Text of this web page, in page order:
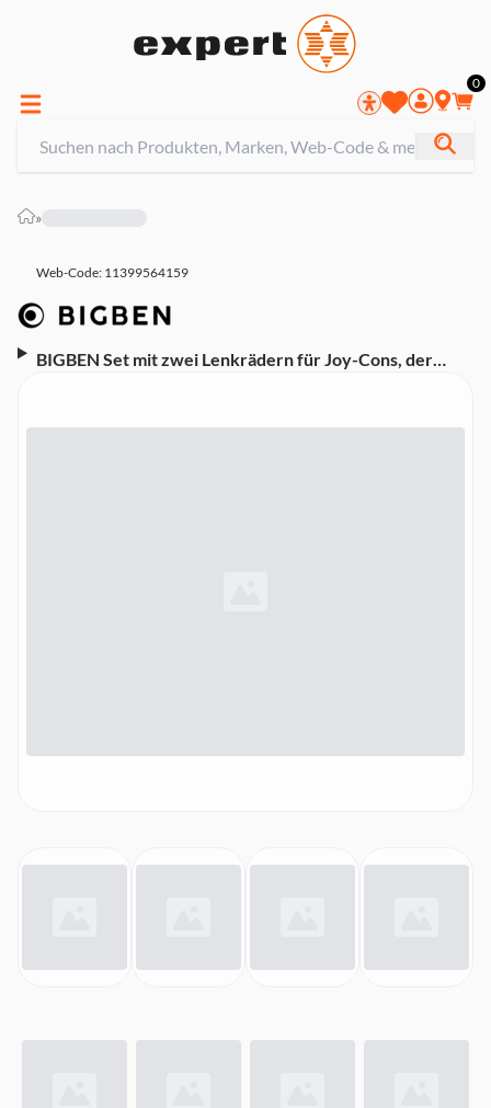
0
»
Web-Code: 11399564159
BIGBEN Set mit zwei Lenkrädern für Joy-Cons, der
SWITCH™2-KONSOLE.)